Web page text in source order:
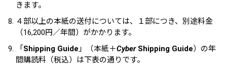
きます。
４部以上の本紙の送付については、１部につき、別途料金
（16,200円／年間）がかかります。
「 Shipping Guide 」（本紙＋CyberShipping Guide）の年
間購読料（税込）は下表の通りです。